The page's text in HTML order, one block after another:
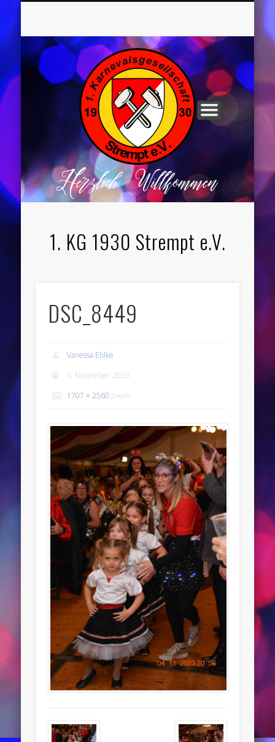
1. KG 1930 Strempt e.V.
DSC_8449
Vanessa Ehlke
6. November 2023
1707 × 2560 pixels